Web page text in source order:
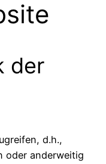
der
d.h.,
oder anderweitig